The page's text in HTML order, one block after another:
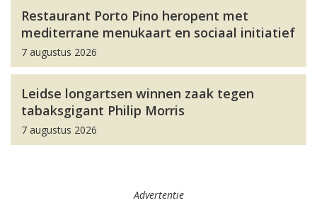
Restaurant Porto Pino heropent met
mediterrane menukaart en sociaal initiatief
7 augustus 2026
Leidse longartsen winnen zaak tegen
tabaksgigant Philip Morris
7 augustus 2026
Advertentie